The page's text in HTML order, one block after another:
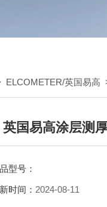
ELCOMETER/英国易高
英国易高涂层测
型号：
时间： 2024-08-11